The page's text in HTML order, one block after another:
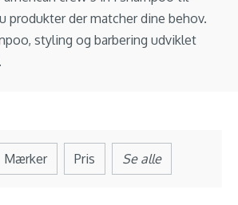
produkter der matcher dine behov.
styling og barbering udviklet
Mærker Pris Se alle